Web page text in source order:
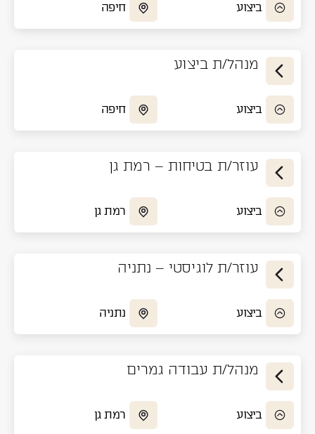
ביצוע חיפה
מנהל/ת ביצוע
ביצוע חיפה
עוזר/ת בטיחות – רמת גן
ביצוע רמת גן
עוזר/ת לוגיסטי – נתניה
ביצוע נתניה
מנהל/ת עבודה גמרים
ביצוע רמת גן